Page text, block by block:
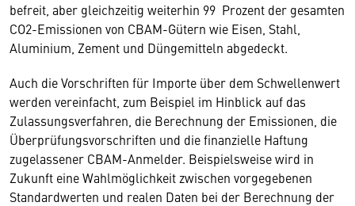
befreit, aber gleichzeitig weiterhin 99 Prozent der gesamten
CO2-Emissionen von CBAM-Gütern wie Eisen, Stahl,
Aluminium, Zement und Düngemitteln abgedeckt.
Auch die Vorschriften für Importe über dem Schwellenwert
werden vereinfacht, zum Beispiel im Hinblick auf das
Zulassungsverfahren, die Berechnung der Emissionen, die
Überprüfungsvorschriften und die finanzielle Haftung
zugelassener CBAM-Anmelder. Beispielsweise wird in
Zukunft eine Wahlmöglichkeit zwischen vorgegebenen
Standardwerten und realen Daten bei der Berechnung der